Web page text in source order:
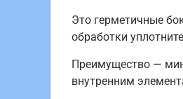
Это герметичные
обработки
Преимущество —
внутренним